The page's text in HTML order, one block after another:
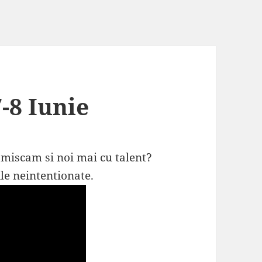
8 Iunie
si noi mai cu talent?
neintentionate.